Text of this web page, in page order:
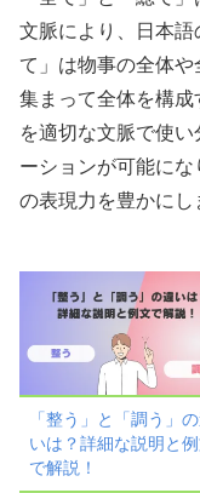
文脈により、日本
て」は物事の全体
集まって全体を構
を適切な文脈で使
ーションが可能に
の表現力を豊かにし
「整う」と「調う」
いは？詳細な説明と
で解説！